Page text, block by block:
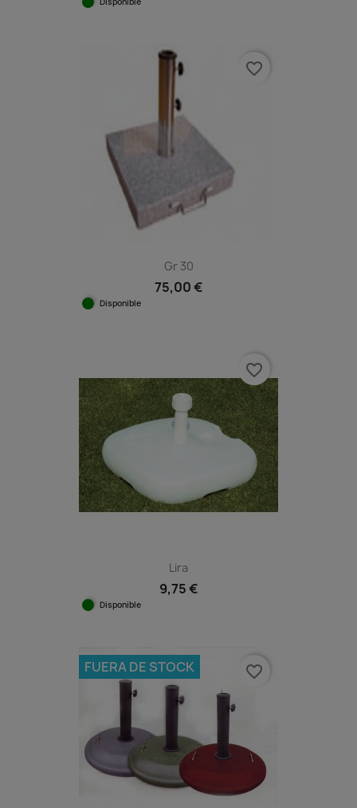
Gr 30
75,00 €
Disponible
favorite_border
Lira
9,75 €
Disponible
favorite_border
FUERA DE STOCK favorite_border